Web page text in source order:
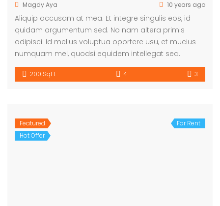
Magdy Aya
10 years ago
Aliquip accusam at mea. Et integre singulis eos, id
quidam argumentum sed. No nam altera primis
adipisci. Id melius voluptua oportere usu, et mucius
numquam mel, quodsi equidem intellegat sea.
200 SqFt 4 3
Featured
Hot Offer
For Rent